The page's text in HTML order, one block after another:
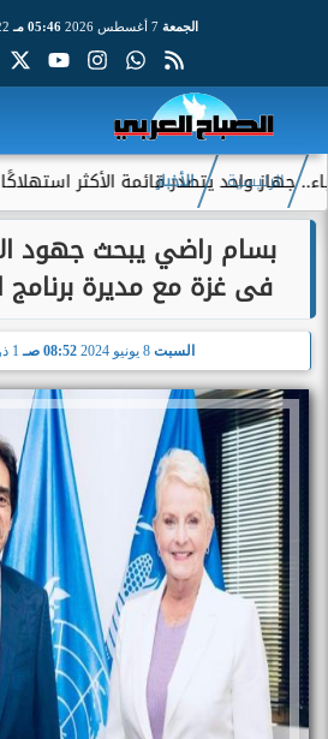
الجمعة 7 أغسطس 2026 05:46 مـ 22
واحد يتصدر قائمة الأكثر استهلاكًا للطاقة
الرئيسية الأخبار
بسام راضي يبحث جهود
فى غزة مع مديرة برنامج
السبت 8 يونيو 2024 08:52 صـ 1 ذو الحجة 1445